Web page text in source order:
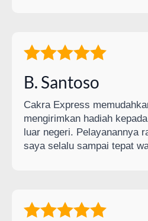
B. Santoso
Cakra Express
mengirimkan hadiah
luar negeri. Pelayanannya
saya selalu sampai tepat